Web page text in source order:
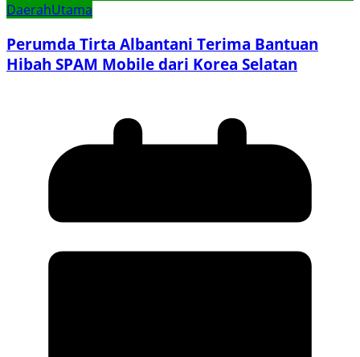
DaerahUtama
Perumda Tirta Albantani Terima Bantuan
Hibah SPAM Mobile dari Korea Selatan